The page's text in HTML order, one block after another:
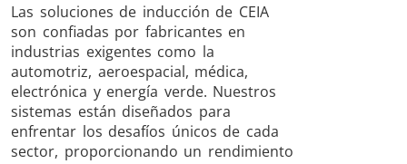
Soldadura dura
Soldadura con
Estaño
Las soluciones de inducción de CEIA
son confiadas por fabricantes en
industrias exigentes como la
automotriz, aeroespacial, médica,
electrónica y energía verde. Nuestros
sistemas están diseñados para
enfrentar los desafíos únicos de cada
sector, proporcionando un rendimiento